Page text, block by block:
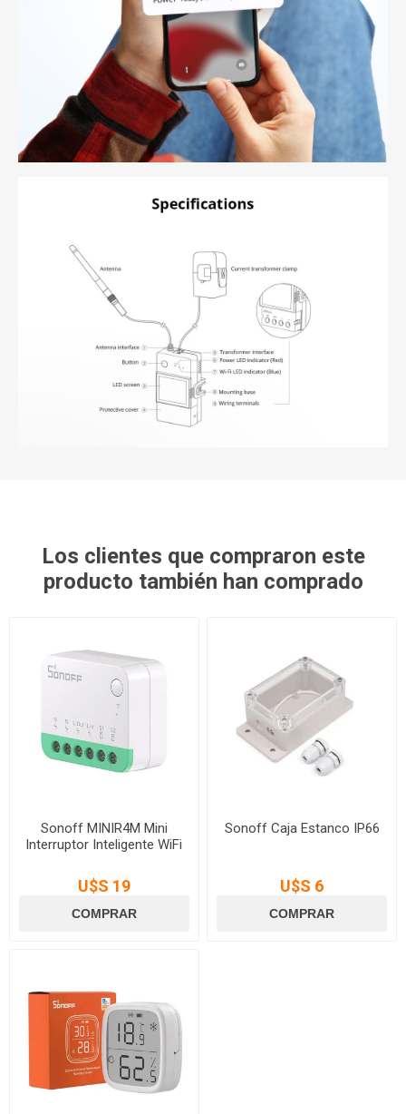
Los clientes que compraron este
producto también han comprado
Sonoff MINIR4M Mini
Interruptor Inteligente WiFi
U$S 19
Sonoff Caja Estanco IP66
U$S 6